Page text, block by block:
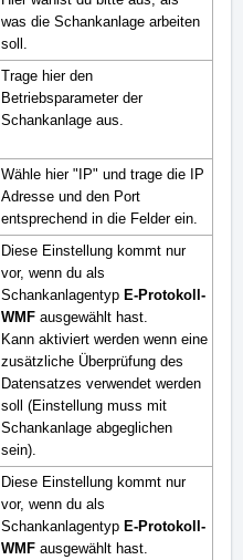
was die Schankanlage arbeiten
soll.
Trage hierden
Betriebsparameter der
Schankanlage aus.
Wähle hier "IP" und trage die IP
Adresse und den Port
entsprechend in die Felder ein.
Diese Einstellung kommt nur
vor, wenn du als
Schankanlagentyp E-Protokoll-
WMF ausgewählt hast.
Kann aktiviert werden wenn eine
zusätzliche Überprüfung des
Datensatzes verwendet werden
soll (Einstellung muss mit
Schankanlage abgeglichen
sein).
Diese Einstellung kommt nur
vor, wenn du als
Schankanlagentyp E-Protokoll-
WMF ausgewählt hast.